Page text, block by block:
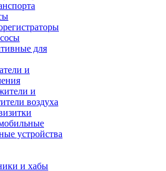
для
и
и
воздуха
устройства